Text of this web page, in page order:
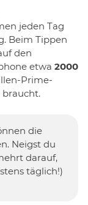
jeden Tag
Beim Tippen
den
etwa 2000
Prime-
braucht.
die
Neigst du
darauf,
täglich!)